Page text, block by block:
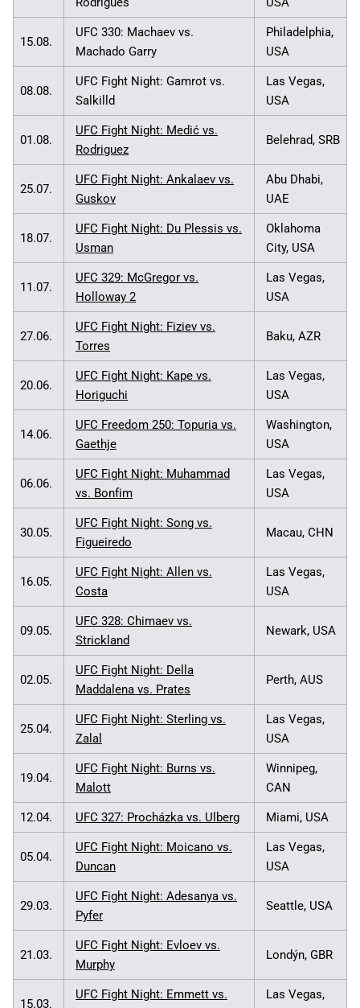
15.08.
UFC 330: Machaev vs.
Machado Garry
Philadelphia,
USA
08.08.
UFC Fight Night: Gamrot vs.
Salkilld
Las Vegas,
USA
01.08.
UFC Fight Night: Medić vs.
Rodriguez
Belehrad, SRB
25.07.
UFC Fight Night: Ankalaev vs.
Guskov
Abu Dhabi,
UAE
18.07.
UFC Fight Night: Du Plessis vs.
Usman
Oklahoma
City, USA
11.07.
UFC 329: McGregor vs.
Holloway 2
Las Vegas,
USA
27.06.
UFC Fight Night: Fiziev vs.
Torres
Baku, AZR
20.06.
UFC Fight Night: Kape vs.
Horiguchi
Las Vegas,
USA
14.06.
UFC Freedom 250: Topuria vs.
Gaethje
Washington,
USA
06.06.
UFC Fight Night: Muhammad
vs. Bonfim
Las Vegas,
USA
30.05.
UFC Fight Night: Song vs.
Figueiredo
Macau, CHN
16.05.
UFC Fight Night: Allen vs.
Costa
Las Vegas,
USA
09.05.
UFC 328: Chimaev vs.
Strickland
Newark, USA
02.05.
UFC Fight Night: Della
Maddalena vs. Prates
Perth, AUS
25.04.
UFC Fight Night: Sterling vs.
Zalal
Las Vegas,
USA
19.04.
UFC Fight Night: Burns vs.
Malott
Winnipeg,
CAN
12.04. UFC 327: Procházka vs. Ulberg Miami, USA
05.04.
UFC Fight Night: Moicano vs.
Duncan
Las Vegas,
USA
29.03.
UFC Fight Night: Adesanya vs.
Pyfer
Seattle, USA
21.03.
UFC Fight Night: Evloev vs.
Murphy
Londýn, GBR
15.03.
UFC Fight Night: Emmett vs.
Las Vegas,